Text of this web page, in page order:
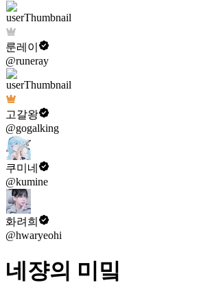
룬레이
@runeray
고갈왕
@gogalking
쿠미네
@kumine
화려희
@hwaryeohi
네쟝의 미밐